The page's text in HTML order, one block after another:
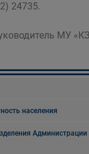
24735.
МУ
населения
Администрации